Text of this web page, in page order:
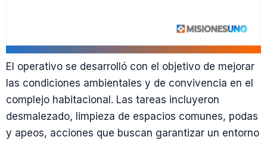
El operativo se desarrolló con el objetivo de mejorar
las condiciones ambientales y de convivencia en el
complejo habitacional. Las tareas incluyeron
desmalezado, limpieza de espacios comunes, podas
y apeos, acciones que buscan garantizar un entorno